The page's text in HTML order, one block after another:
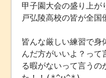
甲子園大会の盛り上が
戸弘陵高校の皆が全国
皆んな厳しい練習で身
んだ方がいいよ？って
る暇がないって言うの